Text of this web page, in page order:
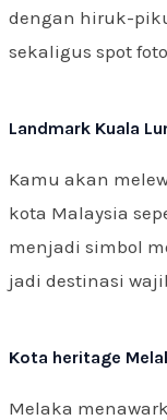
dengan hiruk-
sekaligus spot
Landmark Kuala
Kamu akan
kota Malaysia
menjadi simbol
jadi destinasi
Kota heritage
Melaka